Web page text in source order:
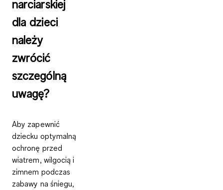
narciarskiej
dla dzieci
należy
zwrócić
szczególną
uwagę?
Aby zapewnić
dziecku optymalną
ochronę przed
wiatrem, wilgocią i
zimnem podczas
zabawy na śniegu,